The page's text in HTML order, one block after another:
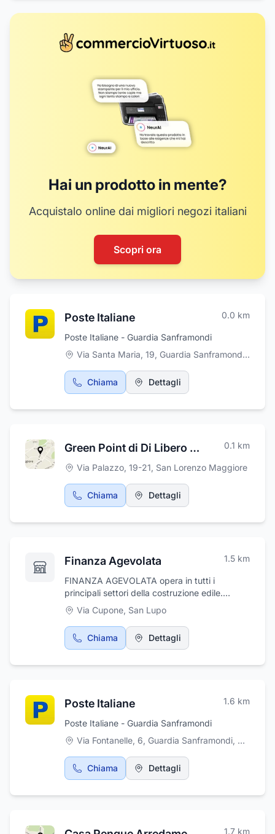
Hai un prodotto in mente?
Acquistalo online dai migliori negozi italiani
Scopri ora
Poste Italiane 0.0 km
Poste Italiane - Guardia Sanframondi
Via Santa Maria, 19, Guardia Sanframondi
,
Chiama Dettagli
Green Point di Di Libero Rosa 0.1 km
Via Palazzo, 19-21, San Lorenzo Maggiore
Chiama Dettagli
Finanza Agevolata 1.5 km
FINANZA AGEVOLATA opera in tutti i
principali settori della costruzione edile.
L'impresa coniuga una consolidata
esperienza, attrezzature e risorse umane di
primario livello e si fonda su una solida
struttura aziendale. Grazie a una filosofia
e sulla serietà, investendo nella tecnologia più
Via Cupone, San Lupo
Chiama Dettagli
Poste Italiane 1.6 km
Poste Italiane - Guardia Sanframondi
Via Fontanelle, 6, Guardia Sanframondi, Guardia
Chiama Dettagli
1.7 km